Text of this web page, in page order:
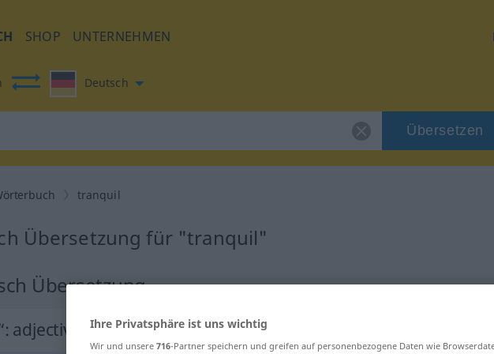
SHOP UNTERNEHMEN
Deutsch
Übersetzen
tranquil
Übersetzung für "tranquil"
Übersetzung
: adjective Ihre Privatsphäre ist uns wichtig
Wir und unsere 716-Partner speichern und greifen auf personenbezogene Daten wie